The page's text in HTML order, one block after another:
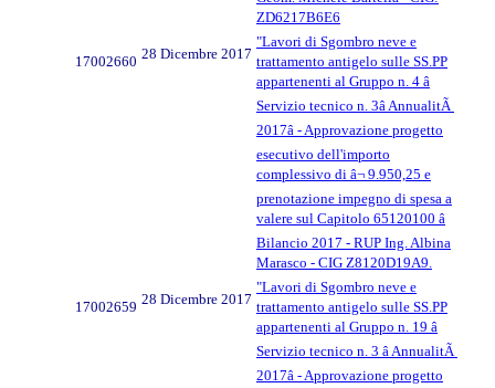
ZD6217B6E6
17002660 28 Dicembre 2017
"Lavori di Sgombro neve e
trattamento antigelo sulle SS.PP
appartenenti al Gruppo n. 4 â
Servizio tecnico n. 3â AnnualitÃ
2017â - Approvazione progetto
esecutivo dell'importo
complessivo di â¬ 9.950,25 e
prenotazione impegno di spesa a
valere sul Capitolo 65120100 â
Bilancio 2017 - RUP Ing. Albina
Marasco - CIG Z8120D19A9.
17002659 28 Dicembre 2017
"Lavori di Sgombro neve e
trattamento antigelo sulle SS.PP
appartenenti al Gruppo n. 19 â
Servizio tecnico n. 3 â AnnualitÃ
2017â - Approvazione progetto